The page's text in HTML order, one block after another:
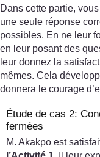
Dans cette partie,
une seule réponse
possibles. En ne leur
en leur posant des
leur donnez la
mêmes. Cela
donnera le courage
Étude de cas 2:
fermées
M. Akakpo est